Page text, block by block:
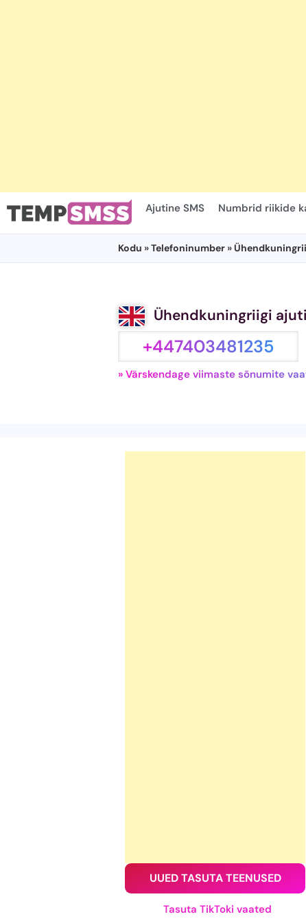
Ajutine SMS Numbrid riikide
Kodu »Telefoninumber »
Ühendkuningriigi
+447403481235
» Värskendage viimaste sõnumite
UUED TASUTA TEENUSED
Tasuta TikToki vaated